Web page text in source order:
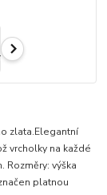
zlata.Elegantní
vrcholky na každé
Rozměry: výška
platnou